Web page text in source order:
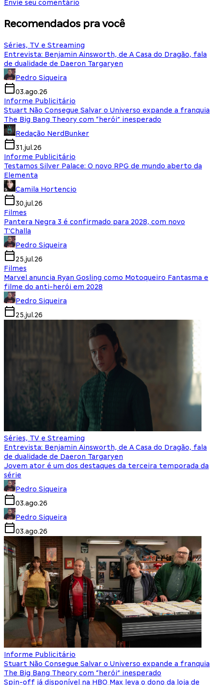
Envie seu comentário
Recomendados pra você
Séries, TV e Streaming
Entrevista: Benjamin Ainsworth, de A Casa do Dragão, fala
de dualidade de Daeron Targaryen
Pedro Siqueira
03.ago.26
Informe Publicitário
Stuart Não Consegue Salvar o Universo expande a franquia
The Big Bang Theory com “herói” inesperado
Redação NerdBunker
31.jul.26
Informe Publicitário
Testamos Silver Palace: O novo RPG de mundo aberto da
Elementa
Camila Hortencio
30.jul.26
Filmes
Pantera Negra 3 é confirmado para 2028, com novo
T'Challa
Pedro Siqueira
25.jul.26
Filmes
Marvel anuncia Ryan Gosling como Motoqueiro Fantasma e
filme do anti-herói em 2028
Pedro Siqueira
25.jul.26
Séries, TV e Streaming
Entrevista: Benjamin Ainsworth, de A Casa do Dragão, fala
de dualidade de Daeron Targaryen
Jovem ator é um dos destaques da terceira temporada da
série
Pedro Siqueira
03.ago.26
Pedro Siqueira
03.ago.26
Informe Publicitário
Stuart Não Consegue Salvar o Universo expande a franquia
The Big Bang Theory com “herói” inesperado
Spin-off já disponível na HBO Max leva o dono da loja de